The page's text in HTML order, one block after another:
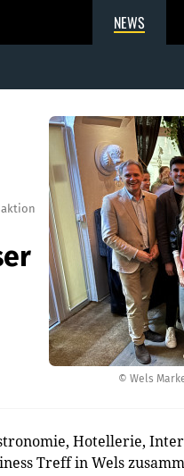
NEWS
© Wels
Hotellerie,
Treff in Wels